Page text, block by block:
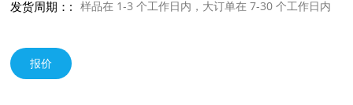
发货周期：: 样品在 1-3 个工作日内，大订单在 7-30 个工作日内
报价